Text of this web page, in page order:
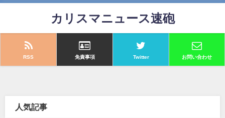
カリスマニュース速砲
RSS 免責事項 Twitter お問い合わせ
人気記事